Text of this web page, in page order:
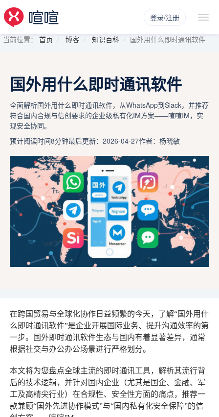
登录/注册
当前位置： 首页 博客 知识百科 国外用什么即时通讯软件
国外用什么即时通讯软件
全面解析国外用什么即时通讯软件，从WhatsApp到Slack，并推荐
符合国内合规与信创要求的企业级私有化IM方案——喧喧IM，实
现安全协同。
预计阅读时间8分钟最后更新：2026-04-27作者：杨晓敏
在跨国贸易与全球化协作日益频繁的今天，了解“国外用什
么即时通讯软件”是企业开展国际业务、提升沟通效率的第
一步。国外即时通讯软件生态与国内有着显著差异，通常
根据社交与办公办公场景进行严格划分。
本文将为您盘点全球主流的即时通讯工具，解析其流行背
后的技术逻辑，并针对国内企业（尤其是国企、金融、军
工及高精尖行业）在合规性、安全性方面的痛点，推荐一
款兼顾“国外先进协作模式”与“国内私有化安全保障”的信